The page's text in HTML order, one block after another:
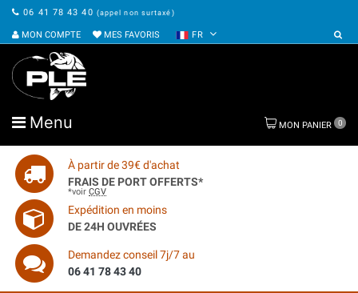
06 41 78 43 40 (appel non surtaxé)
MON COMPTE MES FAVORIS FR
Menu MON PANIER 0
À partir de 39€ d'achat
FRAIS DE PORT OFFERTS*
*voir CGV
Expédition en moins
DE 24H OUVRÉES
Demandez conseil 7j/7 au
06 41 78 43 40